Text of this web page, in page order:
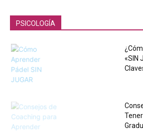
PSICOLOGÍA
«SIN